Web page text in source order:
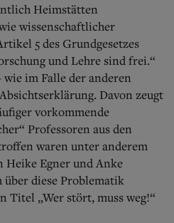
Start
wir sind
Ausgabe
Login
werden
Prämien
Heimstätten
wissenschaftlicher
5 des Grundgesetzes
und Lehre sind frei.“
im Falle der anderen
Davon zeugt
vorkommende
Professoren aus den
waren unter anderem
Heike Egner und Anke
diese Problematik
Titel „Wer stört, muss weg!“